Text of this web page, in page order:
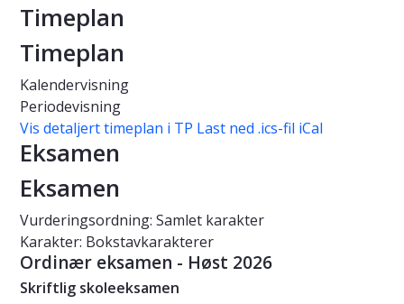
Timeplan
Timeplan
Kalendervisning
Periodevisning
Vis detaljert timeplan i TP Last ned .ics-fil iCal
Eksamen
Eksamen
Vurderingsordning: Samlet karakter
Karakter: Bokstavkarakterer
Ordinær eksamen - Høst 2026
Skriftlig skoleeksamen